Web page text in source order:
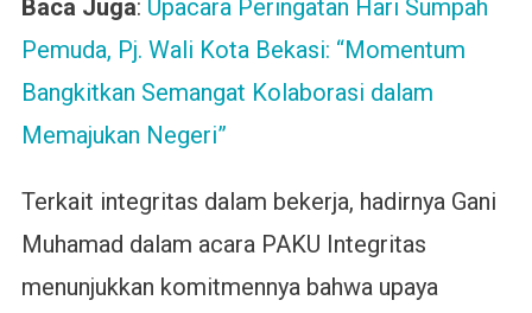
Baca Juga: Upacara Peringatan Hari Sumpah
Pemuda, Pj. Wali Kota Bekasi: “Momentum
Bangkitkan Semangat Kolaborasi dalam
Memajukan Negeri”
Terkait integritas dalam bekerja, hadirnya Gani
Muhamad dalam acara PAKU Integritas
menunjukkan komitmennya bahwa upaya